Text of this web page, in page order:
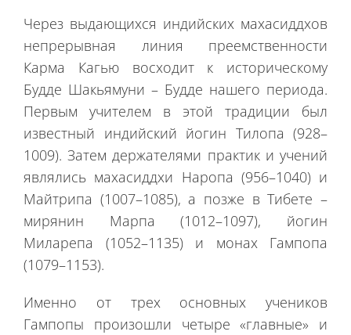
Через выдающихся индийских махасиддхов
непрерывная линия преемственности
Карма Кагью восходит к историческому
Будде Шакьямуни – Будде нашего периода.
Первым учителем в этой традиции был
известный индийский йогин Тилопа (928–
1009). Затем держателями практик и учений
являлись махасиддхи Наропа (956–1040) и
Майтрипа (1007–1085), а позже в Тибете –
мирянин Марпа (1012–1097), йогин
Миларепа (1052–1135) и монах Гампопа
(1079–1153).
Именно от трех основных учеников
Гампопы произошли четыре «главные» и